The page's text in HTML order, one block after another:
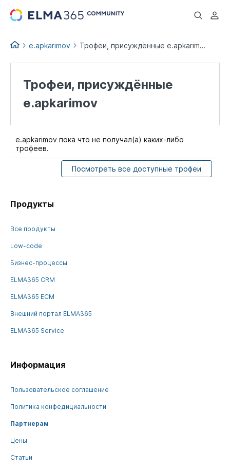
...
e.apkarimov Трофеи, присуждённые e.apkarimov
Трофеи, присуждённые
e.apkarimov
e.apkarimov пока что не получал(а) каких-либо
трофеев.
Посмотреть все доступные трофеи
Продукты
Все продукты
Low-code
Бизнес-процессы
ELMA365 CRM
ELMA365 ECM
Внешний портал ELMA365
ELMA365 Service
Информация
Пользовательское соглашение
Политика конфедициальности
Партнерам
Цены
Статьи